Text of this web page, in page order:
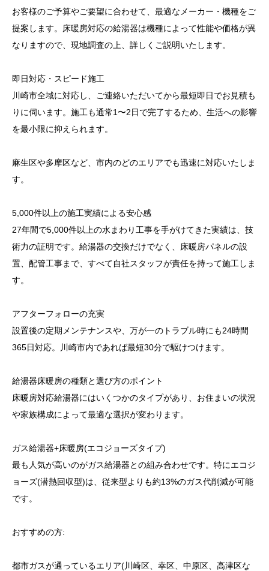
お客様のご予算やご要望に合わせて、最適なメーカー・機種をご
提案します。床暖房対応の給湯器は機種によって性能や価格が異
なりますので、現地調査の上、詳しくご説明いたします。
即日対応・スピード施工
川崎市全域に対応し、ご連絡いただいてから最短即日でお見積も
りに伺います。施工も通常1〜2日で完了するため、生活への影響
を最小限に抑えられます。
麻生区や多摩区など、市内のどのエリアでも迅速に対応いたしま
す。
5,000件以上の施工実績による安心感
27年間で5,000件以上の水まわり工事を手がけてきた実績は、技
術力の証明です。給湯器の交換だけでなく、床暖房パネルの設
置、配管工事まで、すべて自社スタッフが責任を持って施工しま
す。
アフターフォローの充実
設置後の定期メンテナンスや、万が一のトラブル時にも24時間
365日対応。川崎市内であれば最短30分で駆けつけます。
給湯器床暖房の種類と選び方のポイント
床暖房対応給湯器にはいくつかのタイプがあり、お住まいの状況
や家族構成によって最適な選択が変わります。
ガス給湯器+床暖房(エコジョーズタイプ)
最も人気が高いのがガス給湯器との組み合わせです。特にエコジ
ョーズ(潜熱回収型)は、従来型よりも約13%のガス代削減が可能
です。
おすすめの方:
都市ガスが通っているエリア(川崎区、幸区、中原区、高津区な